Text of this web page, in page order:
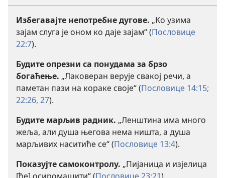
Избегавајте непотребне дугове. „Ко узима
зајам слуга је оном ко даје зајам“ (Пословице
22:7).
Будите опрезни са понудама за брзо
богаћење. „Лаковеран верује свакој речи, а
паметан пази на кораке своје“ (Пословице 14:15;
22:26, 27).
Будите марљив радник. „Ленштина има много
жеља, али душа његова нема ништа, а душа
марљивих наситиће се“ (Пословице 13:4).
Показујте самоконтролу. „Пијаница и изјелица